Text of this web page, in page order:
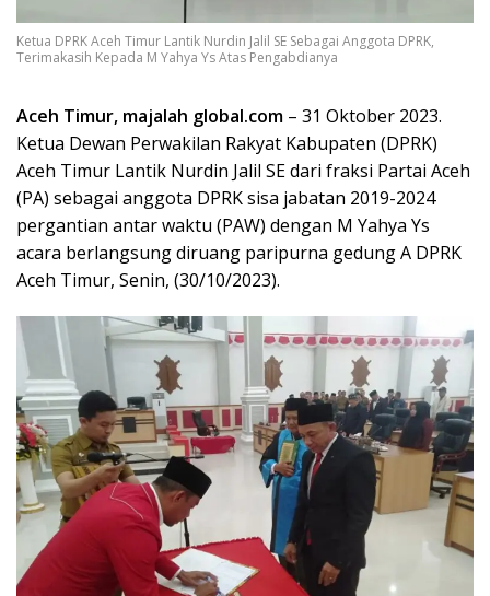
Ketua DPRK Aceh Timur Lantik Nurdin Jalil SE Sebagai Anggota DPRK,
Terimakasih Kepada M Yahya Ys Atas Pengabdianya
Aceh Timur, majalah global.com – 31 Oktober 2023.
Ketua Dewan Perwakilan Rakyat Kabupaten (DPRK)
Aceh Timur Lantik Nurdin Jalil SE dari fraksi Partai Aceh
(PA) sebagai anggota DPRK sisa jabatan 2019-2024
pergantian antar waktu (PAW) dengan M Yahya Ys
acara berlangsung diruang paripurna gedung A DPRK
Aceh Timur, Senin, (30/10/2023).